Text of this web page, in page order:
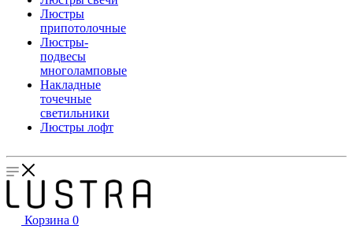
Люстры
припотолочные
Люстры-
подвесы
многоламповые
Накладные
точечные
светильники
Люстры лофт
Корзина 0